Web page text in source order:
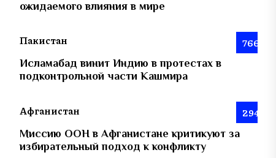
ожидаемого влияния в мире
Пакистан 766
Исламабад винит Индию в протестах в
подконтрольной части Кашмира
Афганистан 294
Миссию ООН в Афганистане критикуют за
избирательный подход к конфликту